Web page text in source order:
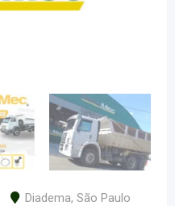
Diadema, São Paulo